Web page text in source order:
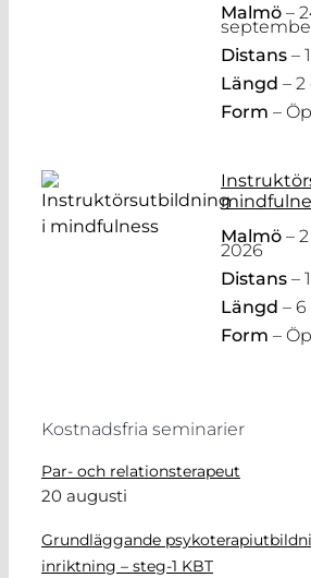
Malmö–
Distans–
Längd –
Form –
Malmö–
2026
Distans–
Längd –
Form –
Kostnadsfria seminarier
Par- och relationsterapeut
20 augusti
Grundläggande
inriktning – steg-1 KBT